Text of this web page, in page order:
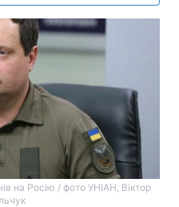
на Росію / фото УНІАН, Віктор